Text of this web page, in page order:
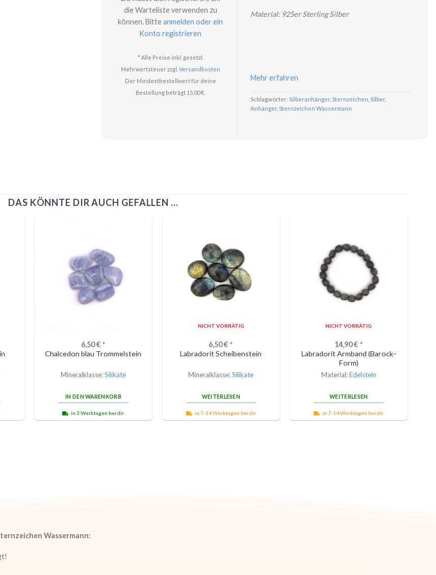
die Warteliste verwenden zu
können. Bitteanmelden oder ein
Konto registrieren
* Alle Preise inkl. gesetzl.
Mehrwertsteuer zzgl. Versandkosten
Der Mindestbestellwert für deine
Bestellung beträgt 15,00 €.
Material: 925er Sterling Silber
Mehr erfahren
Schlagwörter:Silberanhänger,Sternzeichen ,Silber,
Anhänger,Sternzeichen Wassermann
DAS KÖNNTE DIR AUCH GEFALLEN …
6,50€*
Chalcedon blau Trommelstein
Mineralklasse:Silikate
IN DEN WARENKORB
in 3 Werktagen bei dir
NICHT VORRÄTIG
6,50€ *
Labradorit Scheibenstein
Mineralklasse:Silikate
WEITERLESEN
in 7-14 Werktagen bei dir
NICHT VORRÄTIG
14,90€*
Labradorit Armband (Barock-
Form)
Material:Edelstein
WEITERLESEN
in 7-14 Werktagen bei dir
Wassermann: